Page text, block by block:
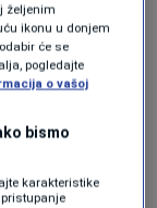
and
Schmidt
to
željenim
ikonu u donjem
će se
pogledajte
o vašoj
bismo
karakteristike